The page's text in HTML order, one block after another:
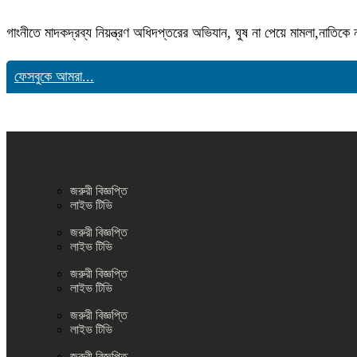
গাংনীতে মাদকদ্রব্য নিয়ন্ত্রণ অধিদপ্তরের অভিযান, ঘুষ না পেয়ে
ফেসবুকে আমরা...
জরুরী বিজ্ঞপ্তি
লাইভ টিভি
জরুরী বিজ্ঞপ্তি
লাইভ টিভি
জরুরী বিজ্ঞপ্তি
লাইভ টিভি
জরুরী বিজ্ঞপ্তি
লাইভ টিভি